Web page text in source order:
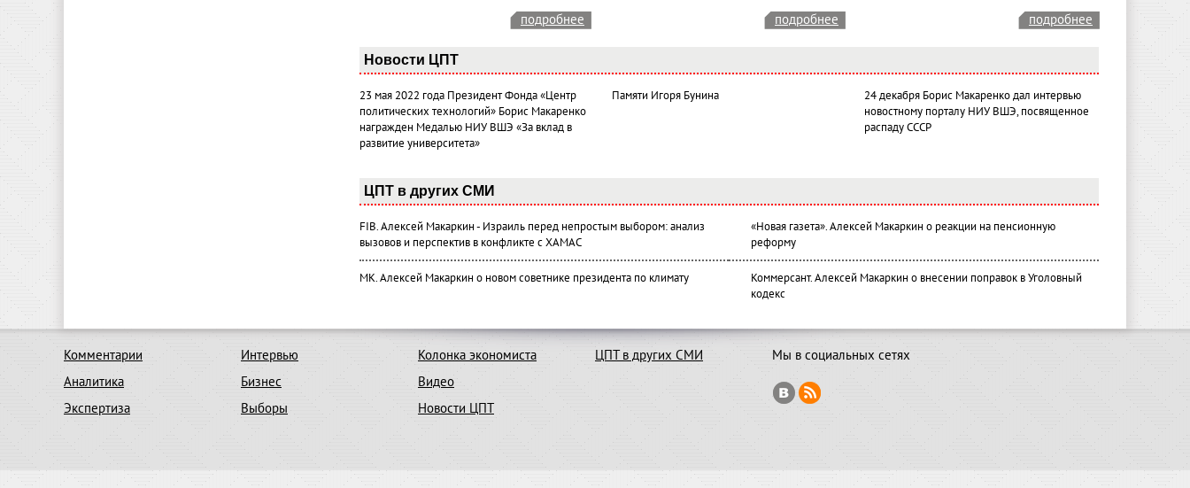
подробнее подробнее подробнее
Новости ЦПТ
23 мая 2022 года Президент Фонда «Центр
политических технологий» Борис Макаренко
награжден Медалью НИУ ВШЭ «За вклад в
развитие университета»
Памяти Игоря Бунина
24 декабря Борис Макаренко дал интервью
новостному порталу НИУ ВШЭ, посвященное
распаду СССР
ЦПТ в других СМИ
FIB. Алексей Макаркин - Израиль перед непростым выбором: анализ
вызовов и перспектив в конфликте с ХАМАС
«Новая газета». Алексей Макаркин о реакции на пенсионную
реформу
МК. Алексей Макаркин о новом советнике президента по климату
Коммерсант. Алексей Макаркин о внесении поправок в Уголовный
кодекс
Комментарии
Аналитика
Экспертиза
Интервью
Бизнес
Выборы
Колонка экономиста
Видео
Новости ЦПТ
ЦПТ в других СМИ Мы в социальных сетях